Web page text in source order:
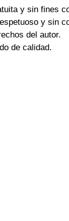
y sin fines
y sin
del autor.
de calidad.